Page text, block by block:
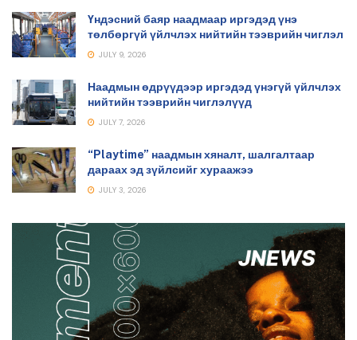
Үндэсний баяр наадмаар иргэдэд үнэ
төлбөргүй үйлчлэх нийтийн тээврийн чиглэл
JULY 9, 2026
Наадмын өдрүүдээр иргэдэд үнэгүй үйлчлэх
нийтийн тээврийн чиглэлүүд
JULY 7, 2026
“Playtime” наадмын хяналт, шалгалтаар
дараах эд зүйлсийг хураажээ
JULY 3, 2026